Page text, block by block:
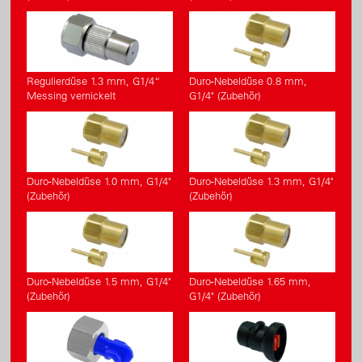
Grosse Einfüllöffnung mit Filtersieb
Langlebig und servicefreundlich
Regulierdüse 1.3 mm, G1/4“
Messing vernickelt
Duro-Nebeldüse 0.8 mm,
G1/4" (Zubehör)
Duro-Nebeldüse 1.0 mm, G1/4"
(Zubehör)
Duro-Nebeldüse 1.3 mm, G1/4"
(Zubehör)
Duro-Nebeldüse 1.5 mm, G1/4"
(Zubehör)
Duro-Nebeldüse 1.65 mm,
G1/4" (Zubehör)